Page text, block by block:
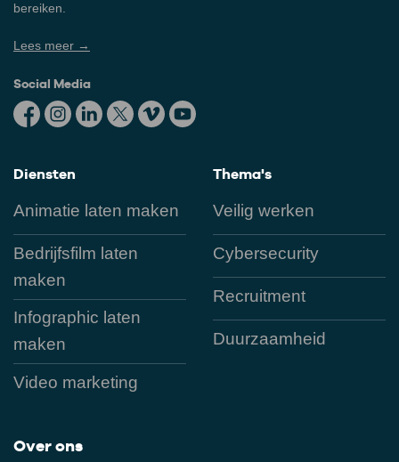
bereiken.
Lees meer →
Social Media
Diensten
Animatie laten maken
Bedrijfsfilm laten
maken
Infographic laten
maken
Video marketing
Over ons
Thema's
Veilig werken
Cybersecurity
Recruitment
Duurzaamheid